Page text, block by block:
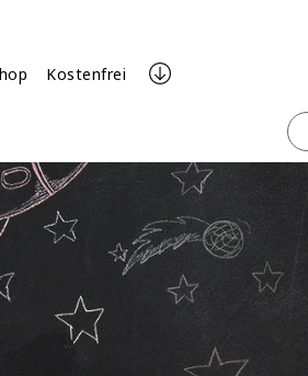
Kostenfrei